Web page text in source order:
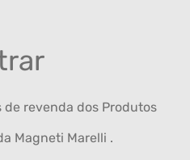
revenda dos Produtos
Magneti Marelli .